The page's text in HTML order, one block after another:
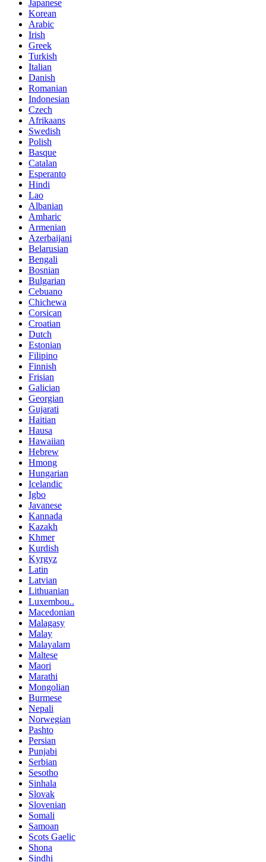
Japanese
Korean
Arabic
Irish
Greek
Turkish
Italian
Danish
Romanian
Indonesian
Czech
Afrikaans
Swedish
Polish
Basque
Catalan
Esperanto
Hindi
Lao
Albanian
Amharic
Armenian
Azerbaijani
Belarusian
Bengali
Bosnian
Bulgarian
Cebuano
Chichewa
Corsican
Croatian
Dutch
Estonian
Filipino
Finnish
Frisian
Galician
Georgian
Gujarati
Haitian
Hausa
Hawaiian
Hebrew
Hmong
Hungarian
Icelandic
Igbo
Javanese
Kannada
Kazakh
Khmer
Kurdish
Kyrgyz
Latin
Latvian
Lithuanian
Luxembou..
Macedonian
Malagasy
Malay
Malayalam
Maltese
Maori
Marathi
Mongolian
Burmese
Nepali
Norwegian
Pashto
Persian
Punjabi
Serbian
Sesotho
Sinhala
Slovak
Slovenian
Somali
Samoan
Scots Gaelic
Shona
Sindhi